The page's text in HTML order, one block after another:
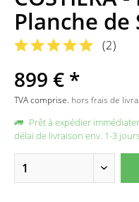
Planche de
(2)
899 € *
TVA comprise. hors frais de
Prêt à expédier
délai de livraison env. 1-3